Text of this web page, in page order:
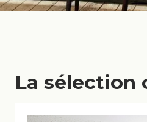
La sélection